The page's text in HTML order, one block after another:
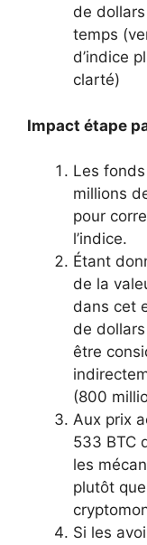
de
temps
d’indice
clarté)
Impact étape
Les
millions
pour
l’indice.
Étant
de la
dans cet
de
être
(800
Aux prix
533 BTC
les
plutôt
Si les